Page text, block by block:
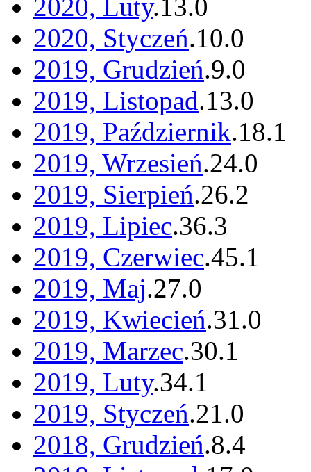
2020, Luty.13.0
2020, Styczeń.10.0
2019, Grudzień.9.0
2019, Listopad.13.0
2019, Październik.18.1
2019, Wrzesień.24.0
2019, Sierpień.26.2
2019, Lipiec.36.3
2019, Czerwiec.45.1
2019, Maj.27.0
2019, Kwiecień.31.0
2019, Marzec.30.1
2019, Luty.34.1
2019, Styczeń.21.0
2018, Grudzień.8.4